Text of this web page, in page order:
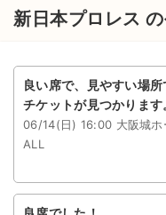
新日本プロレス
良い席で、見やすい場
チケットが見つかりま
06/14(日) 16:00 大阪城
ALL